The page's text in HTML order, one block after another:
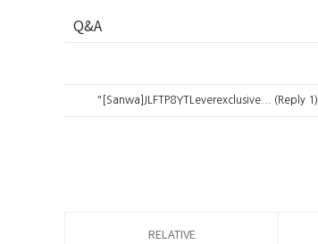
Q&A
"[Sanwa]JLFTP8YTLeverexclusive... (Reply 1)
RELATIVE